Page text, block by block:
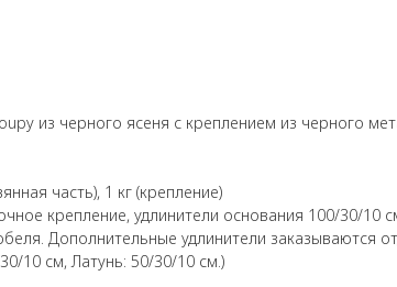
из черного ясеня с креплением из черного
часть), 1 кг (крепление)
крепление, удлинители основания 100/30/10
Дополнительные удлинители заказываются
10 см, Латунь: 50/30/10 см.)